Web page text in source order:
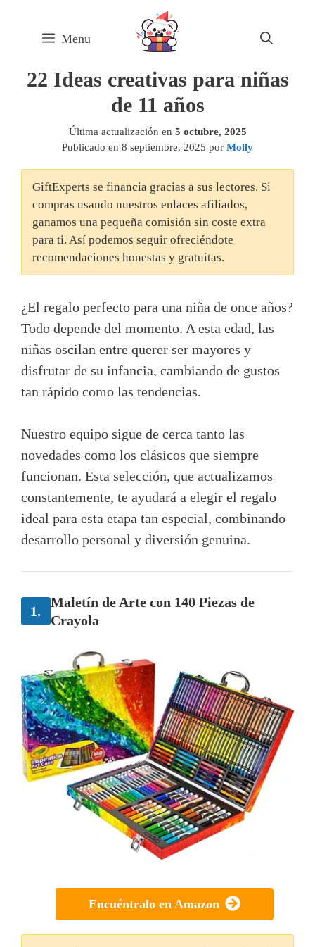
Menu
22 Ideas creativas para niñas
de 11 años
Última actualización en 5 octubre, 2025
Publicado en 8 septiembre, 2025 por Molly
GiftExperts se financia gracias a sus lectores. Si
compras usando nuestros enlaces afiliados,
ganamos una pequeña comisión sin coste extra
para ti. Así podemos seguir ofreciéndote
recomendaciones honestas y gratuitas.
¿El regalo perfecto para una niña de once años?
Todo depende del momento. A esta edad, las
niñas oscilan entre querer ser mayores y
disfrutar de su infancia, cambiando de gustos
tan rápido como las tendencias.
Nuestro equipo sigue de cerca tanto las
novedades como los clásicos que siempre
funcionan. Esta selección, que actualizamos
constantemente, te ayudará a elegir el regalo
ideal para esta etapa tan especial, combinando
desarrollo personal y diversión genuina.
1.
Maletín de Arte con 140 Piezas de
Crayola
Encuéntralo en Amazon